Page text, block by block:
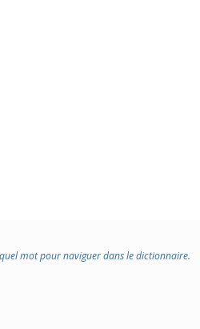
mot pour naviguer dans le dictionnaire.